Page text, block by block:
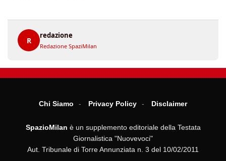
R
redazione
Redazione SpaziMilan
Chi Siamo Privacy Policy Disclaimer
SpazioMilan è un supplemento editoriale della Testata
Giornalistica "Nuovevoci"
Aut. Tribunale di Torre Annunziata n. 3 del 10/02/2011